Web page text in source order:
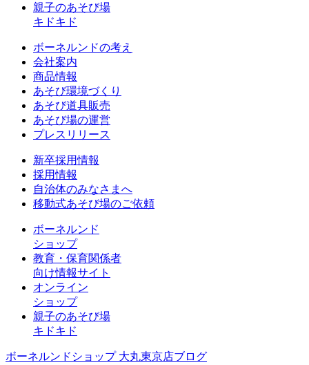
親子のあそび場
キドキド
ボーネルンドの考え
会社案内
商品情報
あそび環境づくり
あそび道具販売
あそび場の運営
プレスリリース
新卒採用情報
採用情報
自治体のみなさまへ
移動式あそび場のご依頼
ボーネルンド
ショップ
教育・保育関係者
向け情報サイト
オンライン
ショップ
親子のあそび場
キドキド
ボーネルンドショップ 大丸東京店ブログ